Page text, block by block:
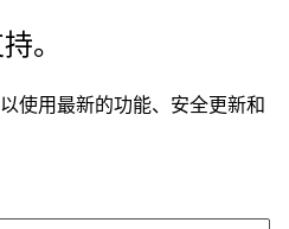
。
使用最新的功能、安全更新和